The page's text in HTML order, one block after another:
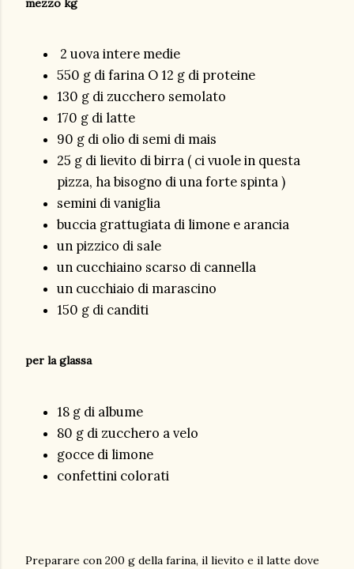
2 uova intere medie
550 g di farina O 12 g di proteine
130 g di zucchero semolato
170 g di latte
90 g di olio di semi di mais
25 g di lievito di birra ( ci vuole in questa
pizza, ha bisogno di una forte spinta )
semini di vaniglia
buccia grattugiata di limone e arancia
un pizzico di sale
un cucchiaino scarso di cannella
un cucchiaio di marascino
150 g di canditi
per la glassa
18 g di albume
80 g di zucchero a velo
gocce di limone
confettini colorati
Preparare con 200 g della farina, il lievito e il latte dove